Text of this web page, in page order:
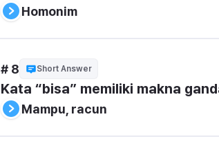
Homonim
# 8 Short Answer
Kata “bisa” memiliki makna
Mampu, racun